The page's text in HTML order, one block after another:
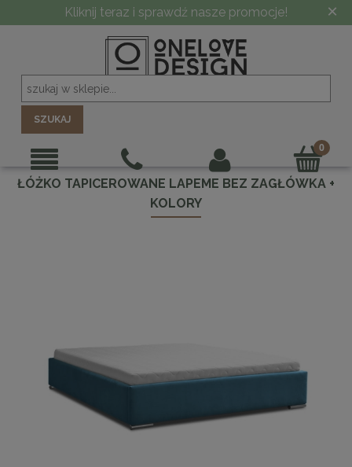
-10% PRZY ZAMÓWIENIU POWYŻEJ 5000 ZŁ ×
SZUKAJ
ŁÓŻKO TAPICEROWANE LAPEME BEZ ZAGŁÓWKA +
KOLORY